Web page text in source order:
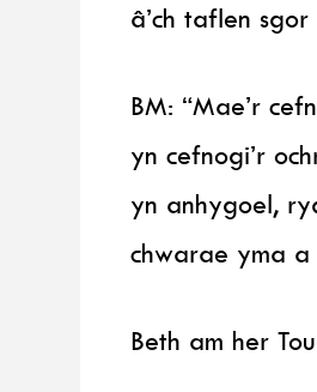
â’ch taflen
BM: “Mae’r
yn cefnogi’r
yn anhygoel,
chwarae yma
Beth am her